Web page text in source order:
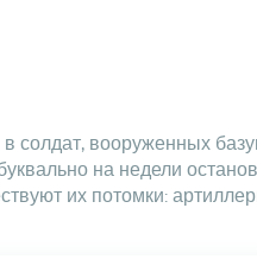
солдат, вооруженных
на недели
их потомки: